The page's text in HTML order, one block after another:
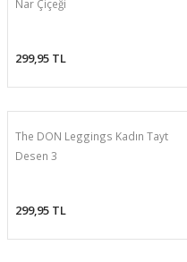
Nar Çiçeği
299,95 TL
The DON Leggings Kadın Tayt
Desen 3
299,95 TL